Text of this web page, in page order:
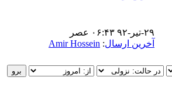
۲۹-تير-۹۲ ۰۶:۴۳ عصر
آخرین ارسال:
Amir Hossein